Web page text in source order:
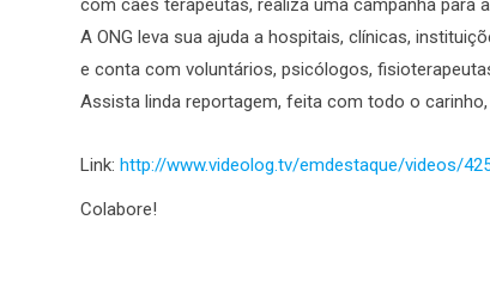
com cães terapeutas, realiza uma campanha para
A ONG leva sua ajuda a hospitais, clínicas,
e conta com voluntários, psicólogos,
Assista linda reportagem, feita com todo o carinho,
Link: http://www.videolog.tv/emdestaque/videos/
Colabore!